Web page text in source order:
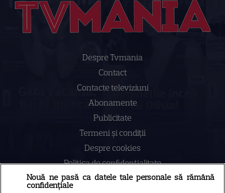
Despre Tvmania
Contact
Contacte televiziuni
Abonamente
Publicitate
Termeni și condiții
Despre cookies
Politica de confidenţialitate
Sitemap
Nouă ne pasă ca datele tale personale să rămână
confidențiale